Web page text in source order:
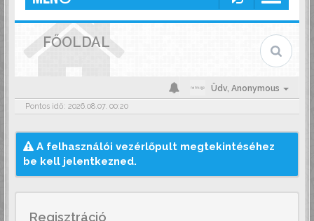
FŐOLDAL
Üdv, Anonymous
Pontos idő: 2026.08.07. 00:20
A felhasználói vezérlőpult megtekintéséhez
be kell jelentkezned.
Regisztráció